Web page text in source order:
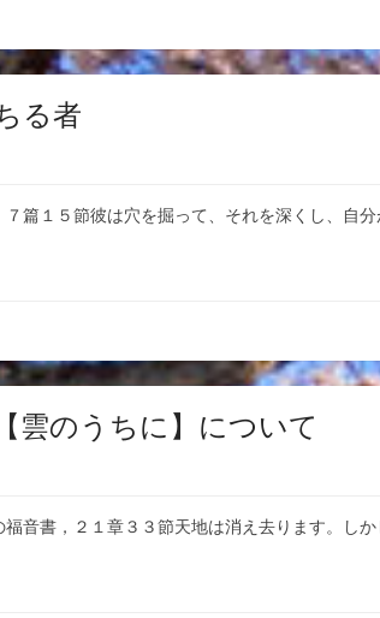
る者
７篇１５節彼は穴を掘って、それを深くし、自
雲のうちに】について
福音書，２１章３３節天地は消え去ります。し